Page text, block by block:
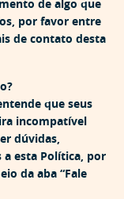
de algo que
por favor entre
de contato desta
que seus
incompatível
dúvidas,
a esta Política, por
da aba “Fale